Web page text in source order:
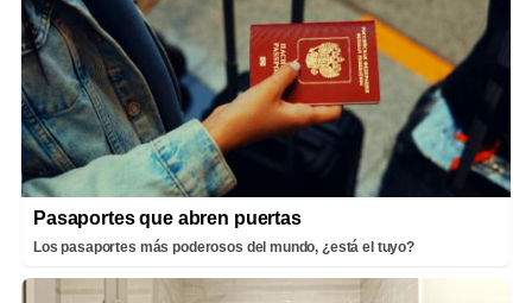
Pasaportes que abren puertas
Los pasaportes más poderosos del mundo, ¿está el tuyo?